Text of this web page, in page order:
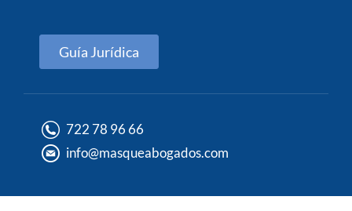
Guía Jurídica
722 78 96 66
info@masqueabogados.com